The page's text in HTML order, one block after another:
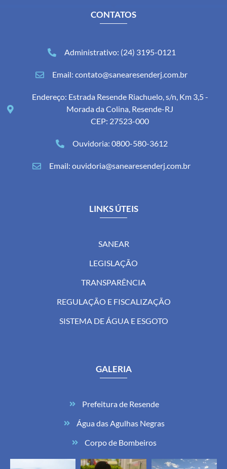
CONTATOS
Administrativo: (24) 3195-0121
Email: contato@sanearesenderj.com.br
Endereço: Estrada Resende Riachuelo, s/n, Km 3,5 -
Morada da Colina, Resende-RJ
CEP: 27523-000
Ouvidoria: 0800-580-3612
Email: ouvidoria@sanearesenderj.com.br
LINKS ÚTEIS
SANEAR
LEGISLAÇÃO
TRANSPARÊNCIA
REGULAÇÃO E FISCALIZAÇÃO
SISTEMA DE ÁGUA E ESGOTO
GALERIA
Prefeitura de Resende
Água das Agulhas Negras
Corpo de Bombeiros